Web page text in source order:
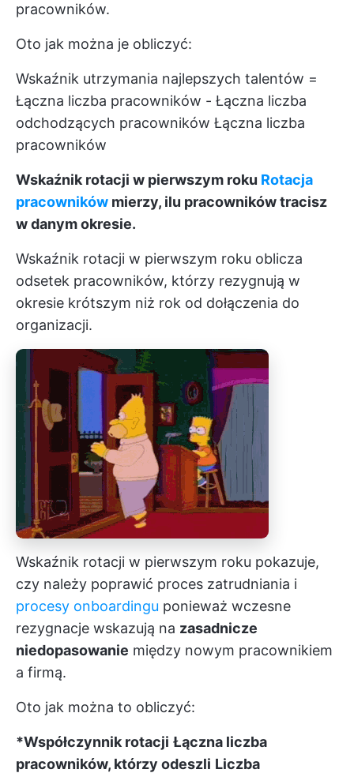
pracowników.
Oto jak można je obliczyć:
Wskaźnik utrzymania najlepszych talentów =
Łączna liczba pracowników - Łączna liczba
odchodzących pracowników Łączna liczba
pracowników
Wskaźnik rotacji w pierwszym roku Rotacja
pracowników mierzy, ilu pracowników tracisz
w danym okresie.
Wskaźnik rotacji w pierwszym roku oblicza
odsetek pracowników, którzy rezygnują w
okresie krótszym niż rok od dołączenia do
organizacji.
Wskaźnik rotacji w pierwszym roku pokazuje,
czy należy poprawić proces zatrudniania i
procesy onboardingu ponieważ wczesne
rezygnacje wskazują na zasadnicze
niedopasowanie między nowym pracownikiem
a firmą.
Oto jak można to obliczyć:
*Współczynnik rotacji Łączna liczba
pracowników, którzy odeszli Liczba